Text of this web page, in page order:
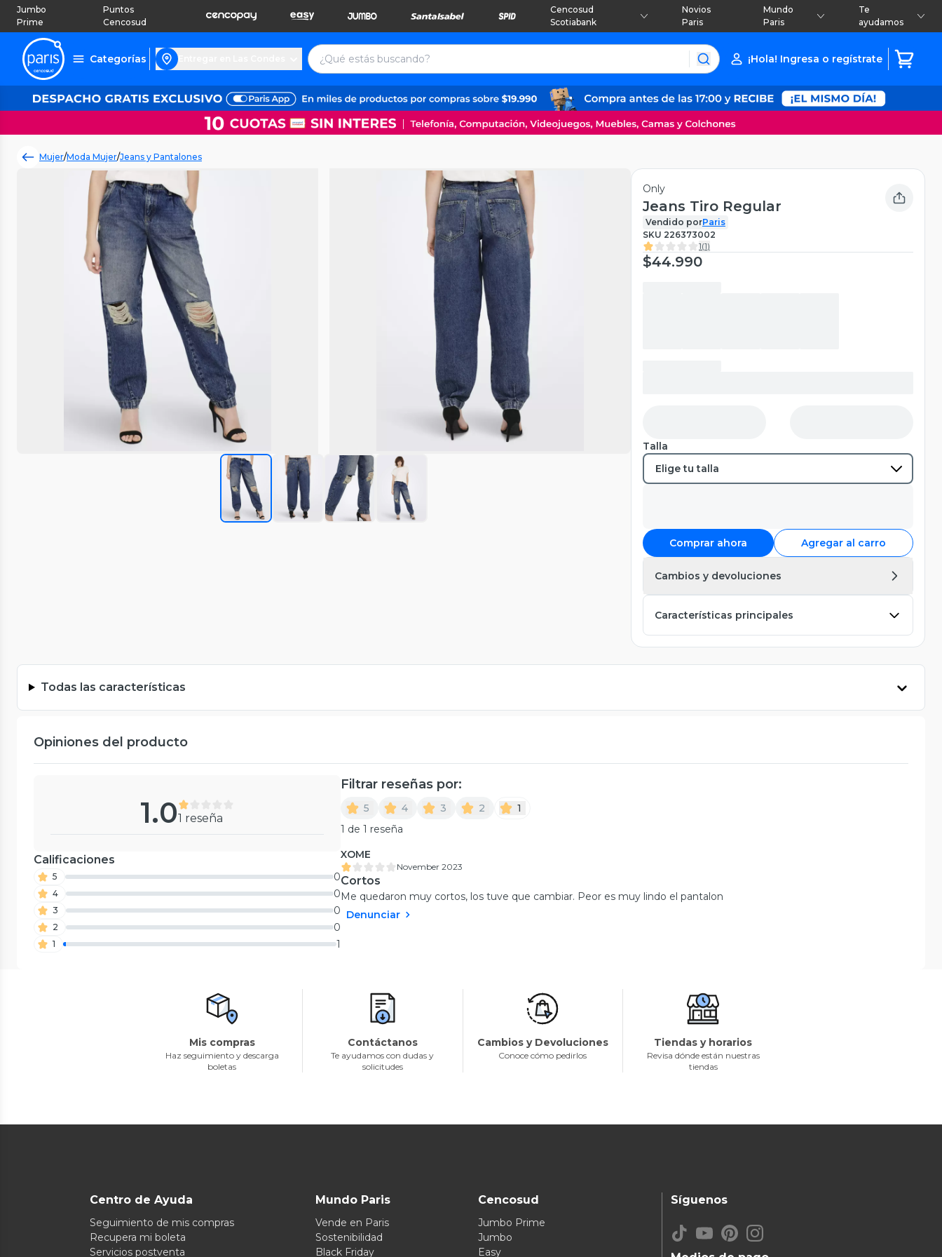
Jumbo
Prime
Puntos
Cencosud
Cencosud
Scotiabank
Novios
Paris
Mundo
Paris
Te
ayudamos
Categorías ¡Hola! Ingresa o regístrate
Mujer/Moda Mujer/Jeans y Pantalones
Only
Jeans Tiro Regular
Vendido porParis
SKU 226373002
1(1)
$44.990
Talla
Comprar ahora Agregar al carro
Cambios y devoluciones
Características principales
Todas las características
Opiniones del producto
1.01 reseña
Calificaciones
5 0
4 0
3 0
2 0
1 1
Filtrar reseñas por:
5 4 3 2
1
1 de 1 reseña
XOME
November 2023
Cortos
Me quedaron muy cortos, los tuve que cambiar. Peor es muy lindo el pantalon
Denunciar
Mis compras
Haz seguimiento y descarga
boletas
Contáctanos
Te ayudamos con dudas y
solicitudes
Cambios y Devoluciones
Conoce cómo pedirlos
Tiendas y horarios
Revisa dónde están nuestras
tiendas
Centro de Ayuda
Seguimiento de mis compras
Recupera mi boleta
Servicios postventa
Mundo Paris
Vende en Paris
Sostenibilidad
Black Friday
Cencosud
Jumbo Prime
Jumbo
Easy
Síguenos